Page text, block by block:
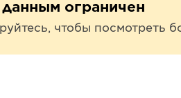
ограничен
чтобы посмотреть